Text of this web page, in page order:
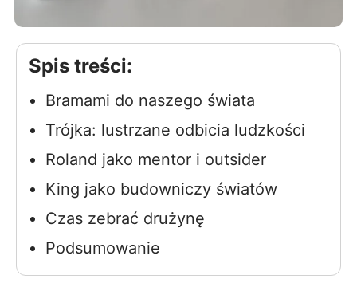
Spis treści:
Bramami do naszego świata
Trójka: lustrzane odbicia ludzkości
Roland jako mentor i outsider
King jako budowniczy światów
Czas zebrać drużynę
Podsumowanie